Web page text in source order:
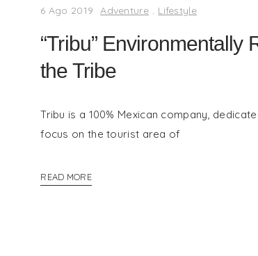
6 Ago 2019 Adventure . Lifestyle
“Tribu” Environmentally
the Tribe
Tribu is a 100% Mexican company,
focus on the tourist area of
READ MORE